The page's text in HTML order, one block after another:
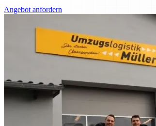
Angebot anfordern